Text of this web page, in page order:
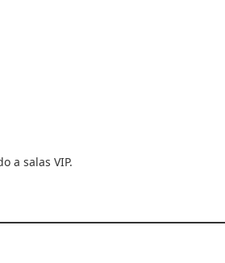
a salas VIP.